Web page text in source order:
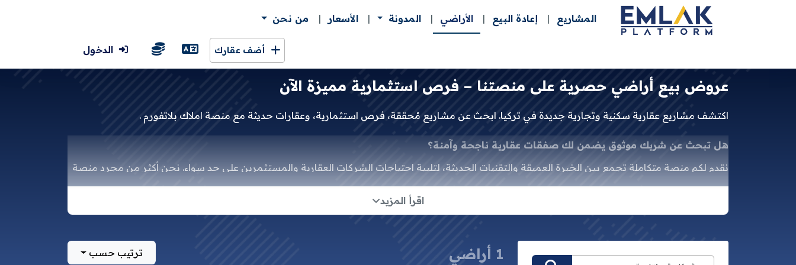
المشاريع إعادة البيع الأراضي المدونة الأسعار من نحن
أضف عقارك الدخول
عروض بيع أراضي حصرية على منصتنا – فرص استثمارية مميزة الآن
اكتشف مشاريع عقارية سكنية وتجارية جديدة في تركيا. ابحث عن مشاريع مُحققة، فرص استثمارية، وعقارات حديثة مع منصة املاك بلاتفورم .
هل تبحث عن شريك موثوق يضمن لك صفقات عقارية ناجحة وآمنة؟
نقدم لكم منصة متكاملة تجمع بين الخبرة العميقة والتقنيات الحديثة، لتلبية احتياجات الشركات العقارية والمستثمرين على حد سواء. نحن أكثر من مجرد منصة
عقارية؛ نحن شريك استراتيجي يضع بين يديك مفاتيح النجاح في سوق العقارات.
خدمات متميزة:
بحث ذكي وشامل:الوصول السهل والسريع إلى معلومات دقيقة ومفصلة عن العقارات، بما في ذلك أرقام التواصل والصور والفيديوهات.
اقرأ المزيد
1 أراضي ترتيب حسب